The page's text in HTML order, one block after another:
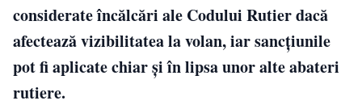
considerate încălcări ale Codului Rutier dacă
afectează vizibilitatea la volan, iar sancțiunile
pot fi aplicate chiar și în lipsa unor alte abateri
rutiere.